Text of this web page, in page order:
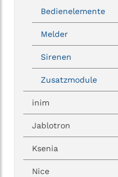
Bedienelemente
Melder
Sirenen
Zusatzmodule
inim
Jablotron
Ksenia
Nice